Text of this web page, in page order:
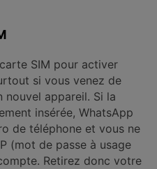
SIM pour activer
si vous venez de
nouvel appareil. Si la
insérée, WhatsApp
de téléphone et vous ne
(mot de passe à usage
Retirez donc votre